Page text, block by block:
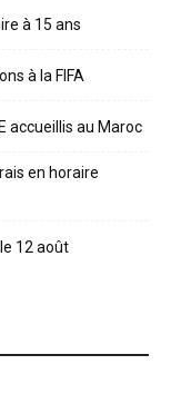
à 15 ans
à la FIFA
accueillis au Maroc
en horaire
12 août